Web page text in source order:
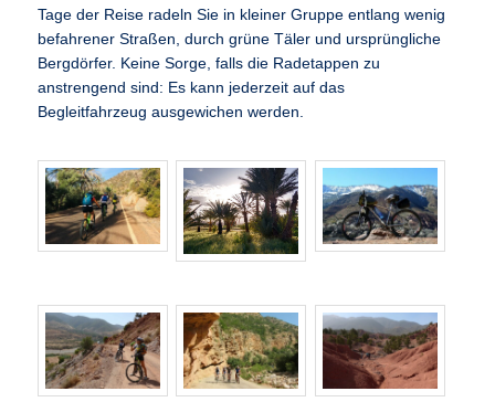
Tage der Reise radeln Sie in kleiner Gruppe entlang wenig
befahrener Straßen, durch grüne Täler und ursprüngliche
Bergdörfer. Keine Sorge, falls die Radetappen zu
anstrengend sind: Es kann jederzeit auf das
Begleitfahrzeug ausgewichen werden.